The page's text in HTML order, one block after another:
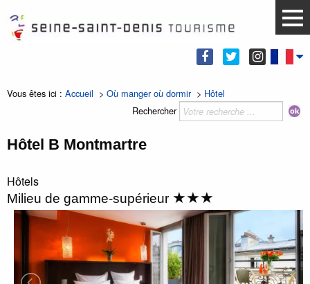
Vous êtes ici : Accueil > Où manger où dormir> Hôtel
Rechercher
Hôtel B Montmartre
Hôtels
Milieu de gamme-supérieur ★★★